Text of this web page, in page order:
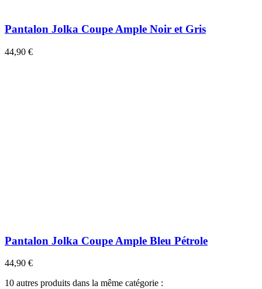
Pantalon Jolka Coupe Ample Noir et Gris
44,90 €
Pantalon Jolka Coupe Ample Bleu Pétrole
44,90 €
10 autres produits dans la même catégorie :